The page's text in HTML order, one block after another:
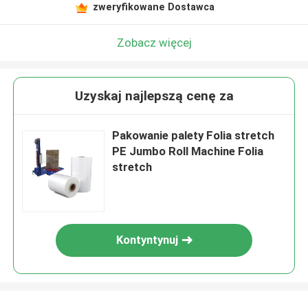
zweryfikowane Dostawca
Zobacz więcej
Uzyskaj najlepszą cenę za
Pakowanie palety Folia stretch
PE Jumbo Roll Machine Folia
stretch
Kontyntynuj